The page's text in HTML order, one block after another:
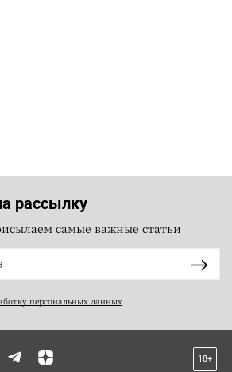
рассылку
самые важные статьи
персональных данных
18+